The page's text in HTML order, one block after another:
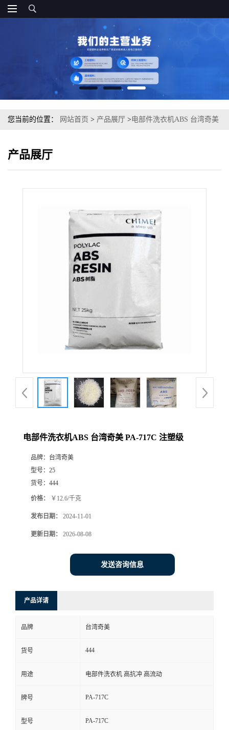
您当前的位置： 网站首页 > 产品展厅 >电部件洗衣机ABS 台湾奇美
产品展厅
电部件洗衣机ABS 台湾奇美 PA-717C 注塑级
品牌： 台湾奇美
型号： 25
货号： 444
价格： ￥12.6/千克
发布日期： 2024-11-01
更新日期： 2026-08-08
发送咨询信息
产品详请
品牌 台湾奇美
货号 444
用途 电部件洗衣机 高抗冲 高流动
牌号 PA-717C
型号 PA-717C